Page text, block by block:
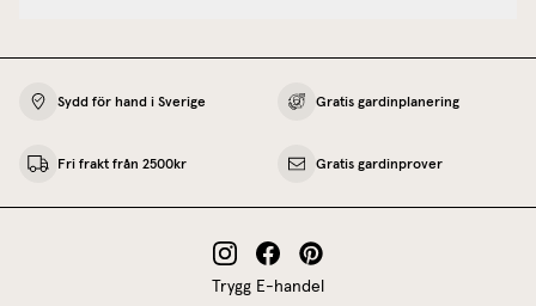
Sydd för hand i Sverige Gratis gardinplanering
Fri frakt från 2500kr Gratis gardinprover
Trygg E-handel